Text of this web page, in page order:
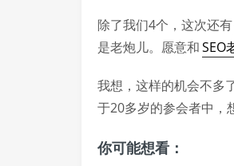
除了我们4个，这次还有
是老炮儿。愿意和SEO
我想，这样的机会不多
于20多岁的参会者中
你可能想看：